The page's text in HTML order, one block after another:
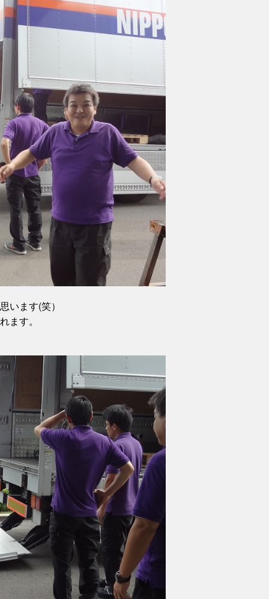
います(笑）
ます。